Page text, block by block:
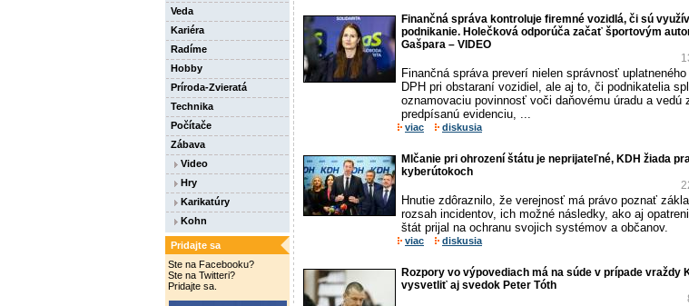
Veda
Kariéra
Radíme
Hobby
Príroda-Zvieratá
Technika
Počítače
Zábava
Video
Hry
Karikatúry
Kohn
Pridajte sa
Ste na Facebooku?
Ste na Twitteri?
Pridajte sa.
Finančná správa kontroluje firemné vozidlá, či sú
podnikanie. Holečková odporúča začať športovým
Gašpara – VIDEO
Finančná správa preverí nielen správnosť
DPH pri obstaraní vozidiel, ale aj to, či podnikatelia
oznamovaciu povinnosť voči daňovému úradu a vedú
predpísanú evidenciu, ...
viac diskusia
Mlčanie pri ohrození štátu je neprijateľné, KDH žiada
kyberútokoch
Hnutie zdôraznilo, že verejnosť má právo poznať
rozsah incidentov, ich možné následky, ako aj
štát prijal na ochranu svojich systémov a občanov.
viac diskusia
Rozpory vo výpovediach má na súde v prípade vraždy
vysvetliť aj svedok Peter Tóth